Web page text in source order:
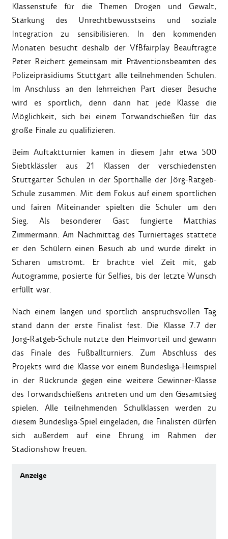
Klassenstufe für die Themen Drogen und Gewalt,
Stärkung des Unrechtbewusstseins und soziale
Integration zu sensibilisieren. In den kommenden
Monaten besucht deshalb der VfBfairplay Beauftragte
Peter Reichert gemeinsam mit Präventionsbeamten des
Polizeipräsidiums Stuttgart alle teilnehmenden Schulen.
Im Anschluss an den lehrreichen Part dieser Besuche
wird es sportlich, denn dann hat jede Klasse die
Möglichkeit, sich bei einem Torwandschießen für das
große Finale zu qualifizieren.
Beim Auftaktturnier kamen in diesem Jahr etwa 500
Siebtklässler aus 21 Klassen der verschiedensten
Stuttgarter Schulen in der Sporthalle der Jörg-Ratgeb-
Schule zusammen. Mit dem Fokus auf einem sportlichen
und fairen Miteinander spielten die Schüler um den
Sieg. Als besonderer Gast fungierte Matthias
Zimmermann. Am Nachmittag des Turniertages stattete
er den Schülern einen Besuch ab und wurde direkt in
Scharen umströmt. Er brachte viel Zeit mit, gab
Autogramme, posierte für Selfies, bis der letzte Wunsch
erfüllt war.
Nach einem langen und sportlich anspruchsvollen Tag
stand dann der erste Finalist fest. Die Klasse 7.7 der
Jörg-Ratgeb-Schule nutzte den Heimvorteil und gewann
das Finale des Fußballturniers. Zum Abschluss des
Projekts wird die Klasse vor einem Bundesliga-Heimspiel
in der Rückrunde gegen eine weitere Gewinner-Klasse
des Torwandschießens antreten und um den Gesamtsieg
spielen. Alle teilnehmenden Schulklassen werden zu
diesem Bundesliga-Spiel eingeladen, die Finalisten dürfen
sich außerdem auf eine Ehrung im Rahmen der
Stadionshow freuen.